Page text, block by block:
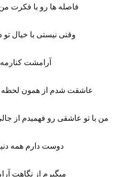
فاصله ها رو با فکرت
وقتی نیستی با خیال
آرامشت کنارمه
عاشقت شدم از همون لحظه
من با تو عاشقی رو فهمیدم از
دوست دارم همه
میگیرم از نگاهت